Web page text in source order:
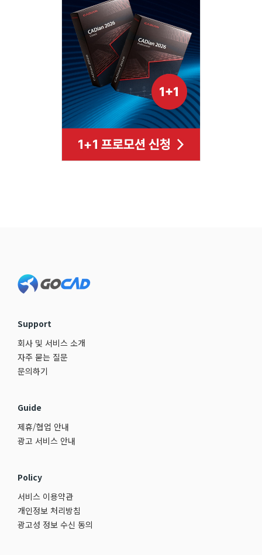
Support
회사 및 서비스 소개
자주 묻는 질문
문의하기
Guide
제휴/협업 안내
광고 서비스 안내
Policy
서비스 이용약관
개인정보 처리방침
광고성 정보 수신 동의